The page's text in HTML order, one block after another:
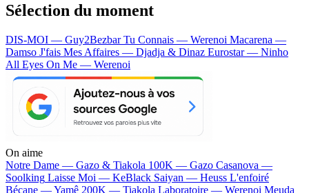
Sélection du moment
DIS-MOI — Guy2BezbarTu Connais — Werenoi Macarena —
Damso J'fais Mes Affaires — Djadja & Dinaz Eurostar — Ninho
All Eyes On Me — Werenoi
On aime
Notre Dame — Gazo & Tiakola 100K — Gazo Casanova —
Soolking Laisse Moi — KeBlack Saiyan — Heuss L'enfoiré
Bécane —Yamê 200K — Tiakola Laboratoire — Werenoi Meuda